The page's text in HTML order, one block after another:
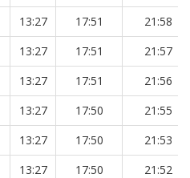
13:27 17:51
21:58
13:27 17:51
21:57
13:27 17:51
21:56
13:27 17:50
21:55
13:27 17:50
21:53
13:27 17:50
21:52